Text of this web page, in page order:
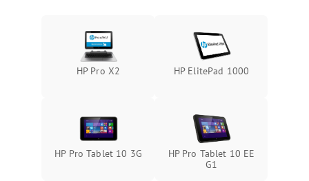
Сенсорное управление
Проблемы с механикой
Кнопки и органы управления
HP Pro X2 HP ElitePad 1000
HP Pro Tablet 10 3G
HP Pro Tablet 10 EE
G1